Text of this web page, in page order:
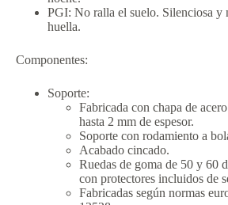
PGI: No ralla el suelo. Silenciosa y
huella.
Componentes:
Soporte:
Fabricada con chapa de
hasta 2 mm de espesor.
Soporte con rodamiento a
Acabado cincado.
Ruedas de goma de 50 y 60
con protectores incluidos de
Fabricadas según normas